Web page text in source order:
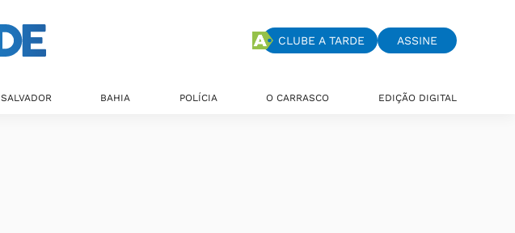
CLUBE A TARDE ASSINE
SALVADOR BAHIA POLÍCIA O CARRASCO EDIÇÃO DIGITAL